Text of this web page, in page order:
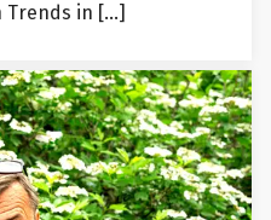
Trends in […]